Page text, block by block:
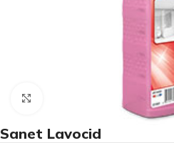
Sanet Lavocid